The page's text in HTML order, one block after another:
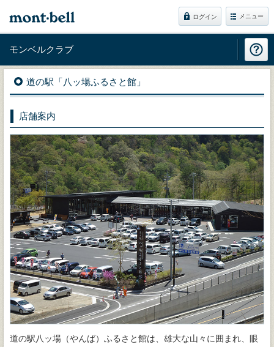
ログイン メニュー
モンベルクラブ
道の駅「八ッ場ふるさと館」
店舗案内
道の駅八ッ場（やんば）ふるさと館は、雄大な山々に囲まれ、眼